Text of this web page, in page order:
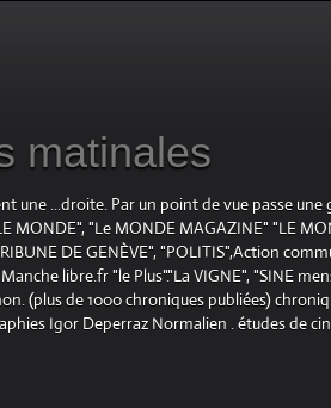
matinales
une ...droite. Par un point de vue passe
MONDE", "Le MONDE MAGAZINE" "LE
DE GENÈVE", "POLITIS",Action
libre.fr "le Plus"."La VIGNE", "SINE
(plus de 1000 chroniques publiées)
Igor Deperraz Normalien . études de